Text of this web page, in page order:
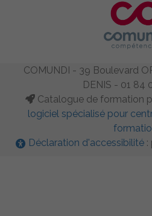
COMUNDI - 39 Boulevard
DENIS - 01 84
Catalogue de formation
logiciel spécialisé pour
Déclaration d'accessibilité :